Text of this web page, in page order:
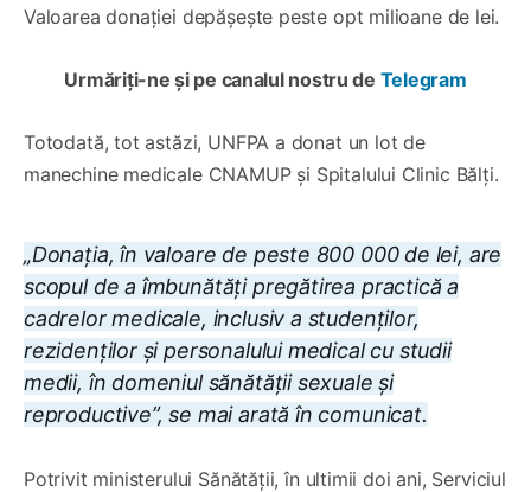
Valoarea donației depășește peste opt milioane de lei.
Urmăriți-ne și pe canalul nostru de Telegram
Totodată, tot astăzi, UNFPA a donat un lot de
manechine medicale CNAMUP și Spitalului Clinic Bălți.
„Donația, în valoare de peste 800 000 de lei, are
scopul de a îmbunătăți pregătirea practică a
cadrelor medicale, inclusiv a studenților,
rezidenților și personalului medical cu studii
medii, în domeniul sănătății sexuale și
reproductive”, se mai arată în comunicat.
Potrivit ministerului Sănătății, în ultimii doi ani, Serviciul